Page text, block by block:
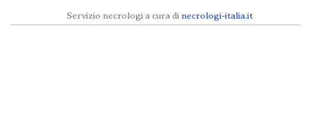
Servizio necrologi a cura di necrologi-italia.it